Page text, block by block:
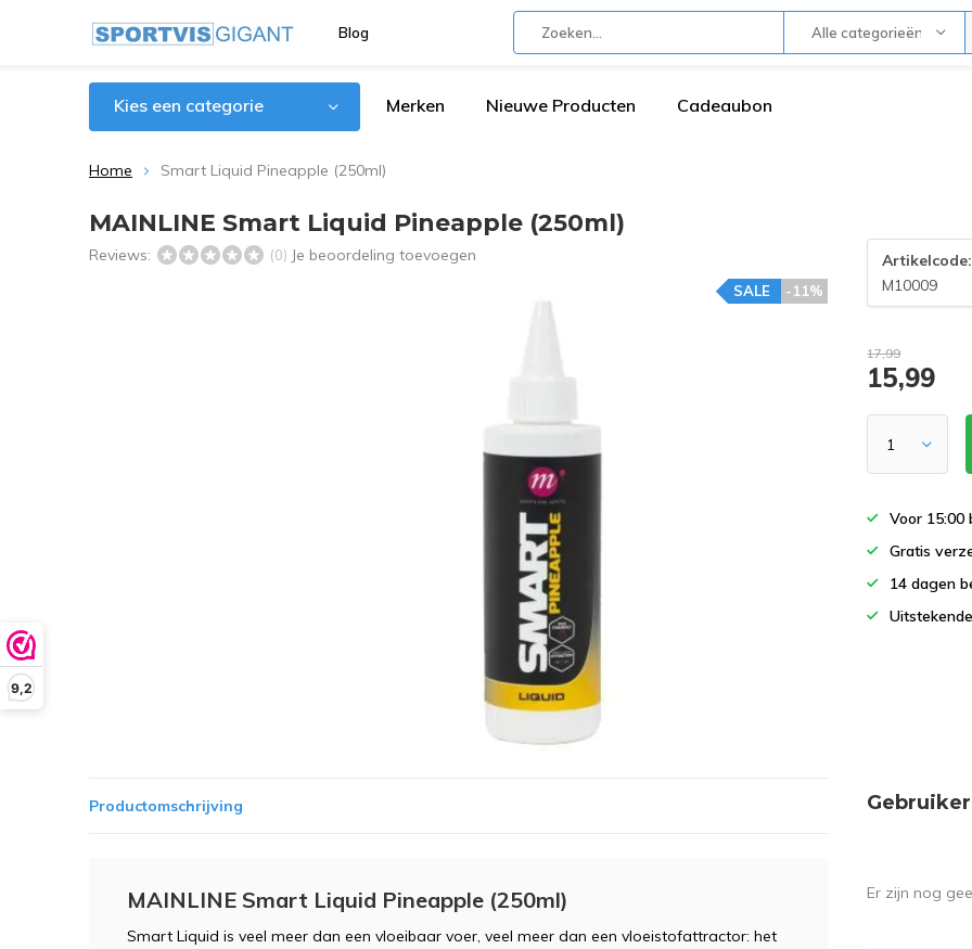
9,2
Blog Alle categorieën
Kies een categorie Merken Nieuwe Producten Cadeaubon
Home Smart Liquid Pineapple (250ml)
MAINLINE Smart Liquid Pineapple (250ml)
Reviews: (0) Je beoordeling toevoegen
-11%
SALE
Artikelcode:
M10009
17,99
15,99
Voor 15:00
Gratis
14 dagen
Productomschrijving
MAINLINE Smart Liquid Pineapple (250ml)
Smart Liquid is veel meer dan een vloeibaar voer, veel meer dan een vloeistofattractor: het
Er zijn nog